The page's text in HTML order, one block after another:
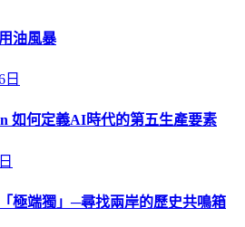
油風暴
日
如何定義AI時代的第五生產要素
極端獨」─尋找兩岸的歷史共鳴箱